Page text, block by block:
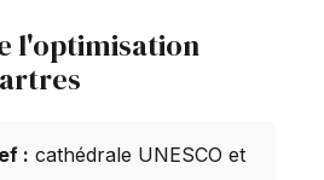
l'optimisation
: cathédrale UNESCO et